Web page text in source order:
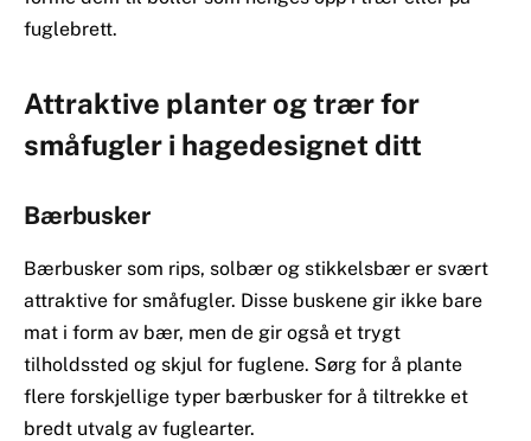
fuglebrett.
Attraktive planter og trær for
småfugler i hagedesignet ditt
Bærbusker
Bærbusker som rips, solbær og stikkelsbær er svært
attraktive for småfugler. Disse buskene gir ikke bare
mat i form av bær, men de gir også et trygt
tilholdssted og skjul for fuglene. Sørg for å plante
flere forskjellige typer bærbusker for å tiltrekke et
bredt utvalg av fuglearter.